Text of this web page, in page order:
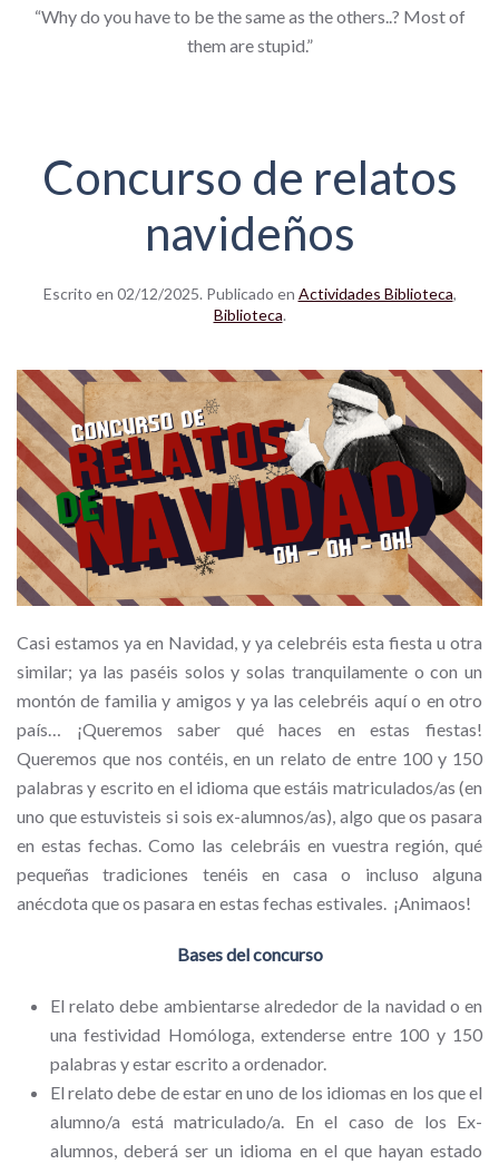
“Why do you have to be the same as the others..? Most of
them are stupid.”
Concurso de relatos
navideños
Escrito en 02/12/2025. Publicado en Actividades Biblioteca,
Biblioteca.
Casi estamos ya en Navidad, y ya celebréis esta fiesta u otra
similar; ya las paséis solos y solas tranquilamente o con un
montón de familia y amigos y ya las celebréis aquí o en otro
país… ¡Queremos saber qué haces en estas fiestas!
Queremos que nos contéis, en un relato de entre 100 y 150
palabras y escrito en el idioma que estáis matriculados/as (en
uno que estuvisteis si sois ex-alumnos/as), algo que os pasara
en estas fechas. Como las celebráis en vuestra región, qué
pequeñas tradiciones tenéis en casa o incluso alguna
anécdota que os pasara en estas fechas estivales. ¡Animaos!
Bases del concurso
El relato debe ambientarse alrededor de la navidad o en
una festividad Homóloga, extenderse entre 100 y 150
palabras y estar escrito a ordenador.
El relato debe de estar en uno de los idiomas en los que el
alumno/a está matriculado/a. En el caso de los Ex-
alumnos, deberá ser un idioma en el que hayan estado